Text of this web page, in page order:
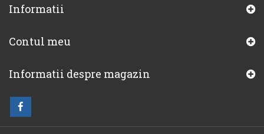
Informatii
Contul meu
Informatii despre magazin